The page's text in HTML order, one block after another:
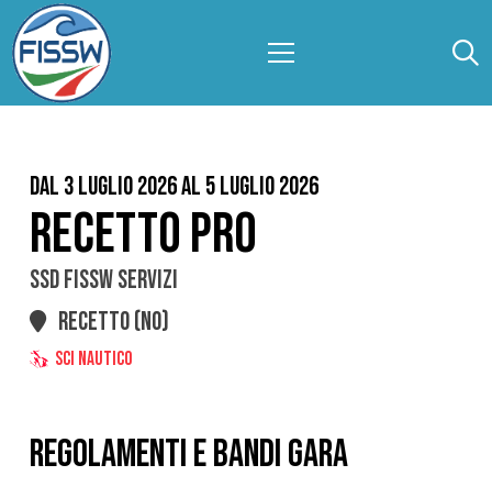
Dal 3 Luglio 2026 al 5 Luglio 2026
RECETTO PRO
SSD FISSW SERVIZI
RECETTO (NO)
SCI NAUTICO
REGOLAMENTI E BANDI GARA